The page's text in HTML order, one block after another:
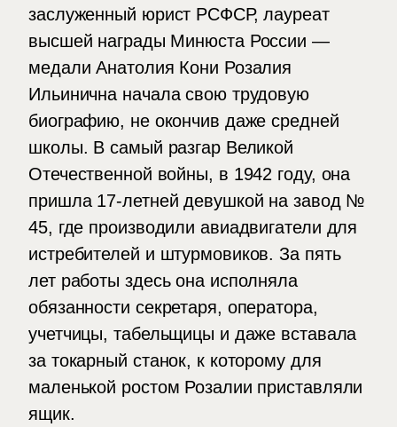
заслуженный юрист РСФСР, лауреат
высшей награды Минюста России —
медали Анатолия Кони Розалия
Ильинична начала свою трудовую
биографию, не окончив даже средней
школы. В самый разгар Великой
Отечественной войны, в 1942 году, она
пришла 17-летней девушкой на завод №
45, где производили авиадвигатели для
истребителей и штурмовиков. За пять
лет работы здесь она исполняла
обязанности секретаря, оператора,
учетчицы, табельщицы и даже вставала
за токарный станок, к которому для
маленькой ростом Розалии приставляли
ящик.